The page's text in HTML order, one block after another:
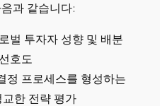
과 같습니다:
벌 투자자 성향 및 배분
선호도
정 프로세스를 형성하는
교한 전략 평가